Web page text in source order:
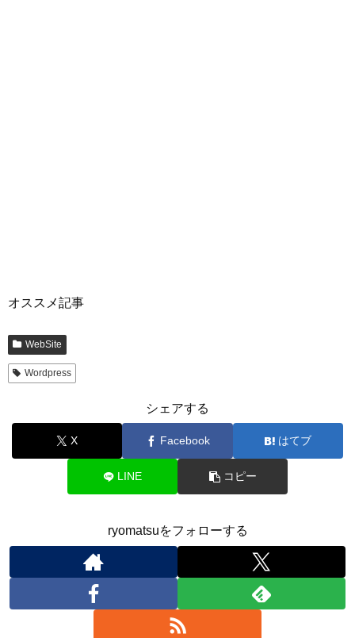
オススメ記事
WebSite
Wordpress
シェアする
X Facebook はてブ
LINE コピー
ryomatsuをフォローする